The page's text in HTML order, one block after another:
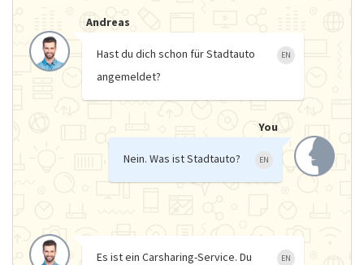
Andreas
Hast du dich schon für Stadtauto
angemeldet?
EN
You
Nein. Was ist Stadtauto? EN
Es ist ein Carsharing-Service. Du
EN